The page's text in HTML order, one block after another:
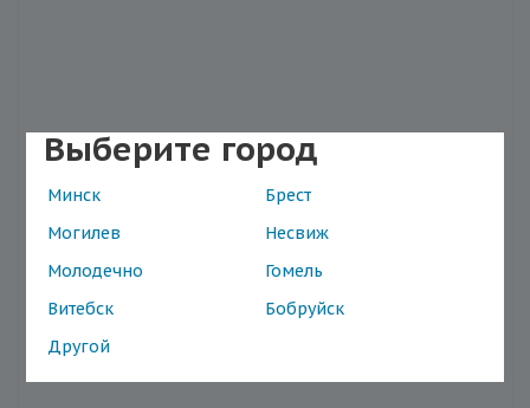
Выберите город
Минск
Брест
Могилев
Несвиж
Молодечно
Гомель
Витебск
Бобруйск
Другой
Premium с тест-полосками 50 шт и ланцетами 25
шт